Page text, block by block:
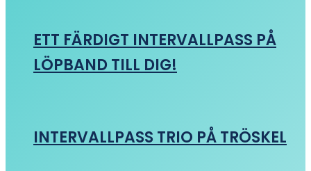
ETT FÄRDIGT INTERVALLPASS PÅ
LÖPBAND TILL DIG!
INTERVALLPASS TRIO PÅ TRÖSKEL